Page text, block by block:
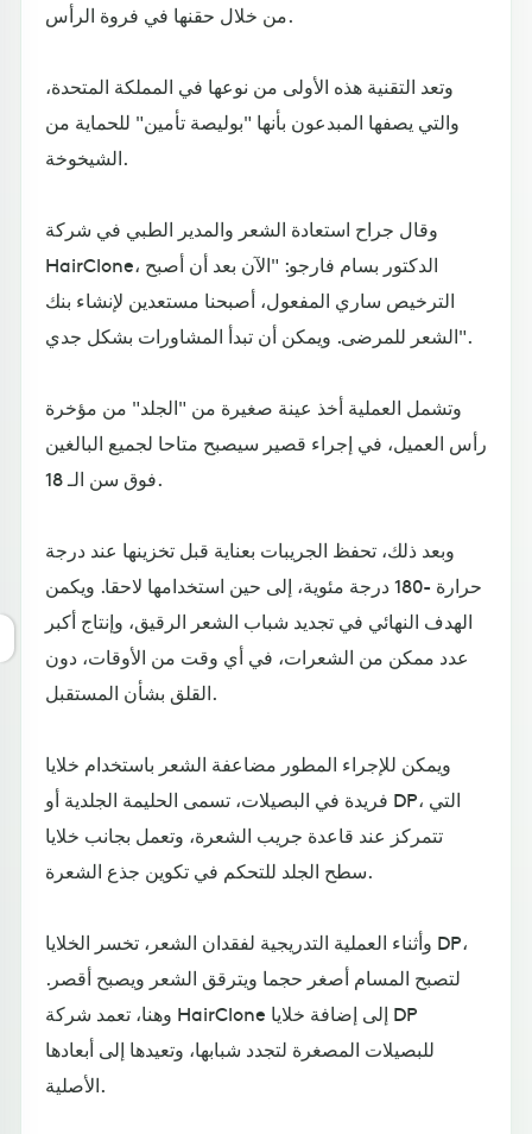
من خلال حقنها في فروة الرأس.
وتعد التقنية هذه الأولى من نوعها في المملكة المتحدة،
والتي يصفها المبدعون بأنها "بوليصة تأمين" للحماية من
الشيخوخة.
وقال جراح استعادة الشعر والمدير الطبي في شركة
HairClone، الدكتور بسام فارجو: "الآن بعد أن أصبح
الترخيص ساري المفعول، أصبحنا مستعدين لإنشاء بنك
الشعر للمرضى. ويمكن أن تبدأ المشاورات بشكل جدي".
وتشمل العملية أخذ عينة صغيرة من "الجلد" من مؤخرة
رأس العميل، في إجراء قصير سيصبح متاحا لجميع البالغين
فوق سن الـ 18.
وبعد ذلك، تحفظ الجريبات بعناية قبل تخزينها عند درجة
حرارة -180 درجة مئوية، إلى حين استخدامها لاحقا. ويكمن
الهدف النهائي في تجديد شباب الشعر الرقيق، وإنتاج أكبر
عدد ممكن من الشعرات، في أي وقت من الأوقات، دون
القلق بشأن المستقبل.
ويمكن للإجراء المطور مضاعفة الشعر باستخدام خلايا
فريدة في البصيلات، تسمى الحليمة الجلدية أو DP، التي
تتمركز عند قاعدة جريب الشعرة، وتعمل بجانب خلايا
سطح الجلد للتحكم في تكوين جذع الشعرة.
وأثناء العملية التدريجية لفقدان الشعر، تخسر الخلايا DP،
لتصبح المسام أصغر حجما ويترقق الشعر ويصبح أقصر.
وهنا، تعمد شركة HairClone إلى إضافة خلايا DP
للبصيلات المصغرة لتجدد شبابها، وتعيدها إلى أبعادها
الأصلية.